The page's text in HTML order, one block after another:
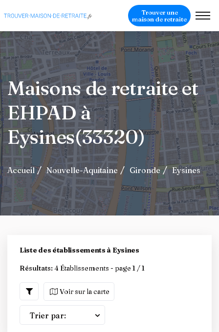
Trouver une
maison de retraite
Maisons de retraite et
EHPAD à
Eysines(33320)
Accueil Nouvelle-Aquitaine Gironde Eysines
Liste des établissements à Eysines
Résultats: 4 Établissements - page 1 / 1
Voir sur la carte
Trier par: